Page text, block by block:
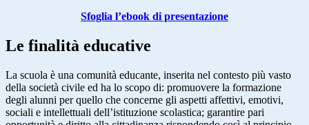
Sfoglia l’ebook di presentazione
Le finalità educative
La scuola è una comunità educante, inserita nel contesto più vasto
della società civile ed ha lo scopo di: promuovere la formazione
degli alunni per quello che concerne gli aspetti affettivi, emotivi,
sociali e intellettuali dell’istituzione scolastica; garantire pari